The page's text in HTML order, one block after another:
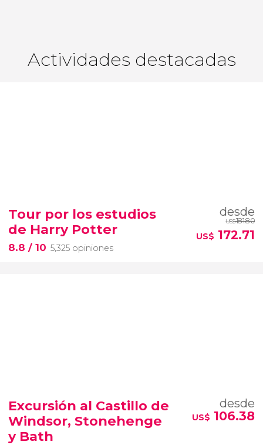
Actividades destacadas
Tour por los estudios
de Harry Potter
8.8 / 10 5,325 opiniones
desde
US$181.80
US$ 172.71
Excursión al Castillo de
Windsor, Stonehenge
y Bath
desde
US$ 106.38